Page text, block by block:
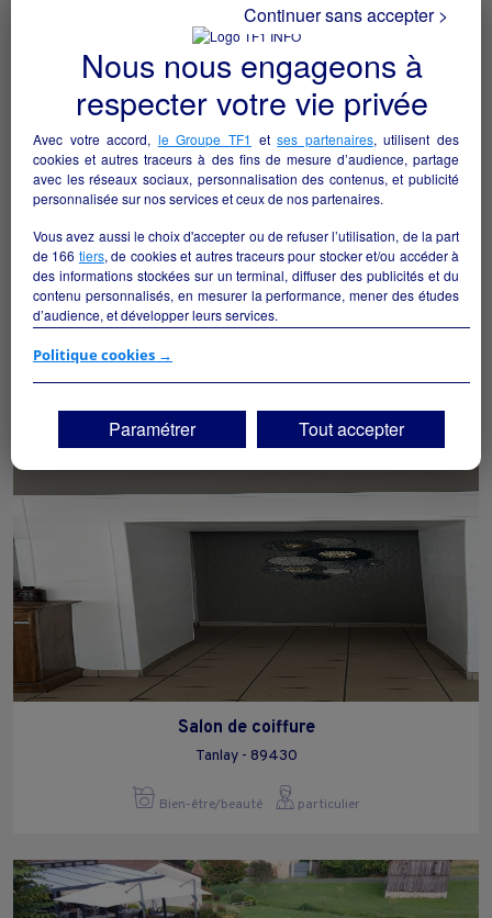
Maison avec local commercial
Les Riceys - 10340
Salon de coiffure
Tanlay - 89430
Bien-être/beauté particulier
Nous nous engageons à
respecter votre vie privée
Avec votre accord, le Groupe TF1 etses partenaires, utilisent des
cookies et autres traceurs à des fins de mesure d’audience, partage
avec les réseaux sociaux, personnalisation des contenus, et publicité
personnalisée sur nos services et ceux de nos partenaires.
Vous avez aussi le choix d'accepter ou de refuser l’utilisation, de la part
de 166 tiers, de cookies et autres traceurs pour stocker et/ou accéder à
des informations stockées sur un terminal, diffuser des publicités et du
contenu personnalisés, en mesurer la performance, mener des études
d’audience, et développer leurs services.
Si vous continuez sans accepter, les fonctionnalités liées à la
vos centres d'intérêt. Seuls lescookies/traceurs techniquesseront
déposés et lus sur votre terminal.
Vous pouvez exprimer vos choix en cliquant sur "Tout accepter",
"Continuer sans accepter" ou "Paramétrer", et les modifier à tout
Politique cookies →
Paramétrer
Continuer sans accepter >
Tout accepter